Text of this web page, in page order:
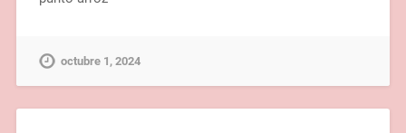
octubre 1, 2024